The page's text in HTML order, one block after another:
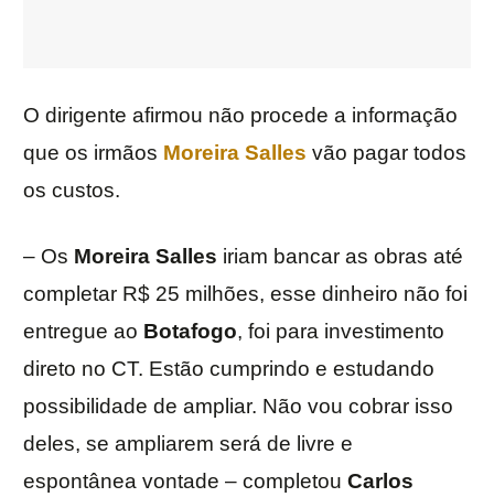
O dirigente afirmou não procede a informação
que os irmãos Moreira Salles vão pagar todos
os custos.
– Os Moreira Salles iriam bancar as obras até
completar R$ 25 milhões, esse dinheiro não foi
entregue ao Botafogo, foi para investimento
direto no CT. Estão cumprindo e estudando
possibilidade de ampliar. Não vou cobrar isso
deles, se ampliarem será de livre e
espontânea vontade – completou Carlos